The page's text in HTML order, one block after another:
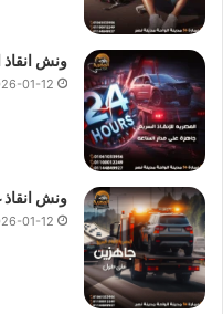
ونش
01-12
ونش
01-12